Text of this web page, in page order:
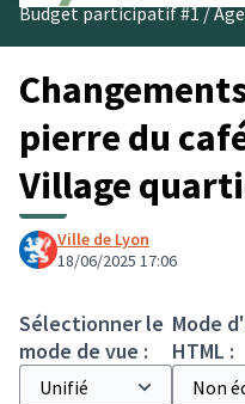
Budget participatif #1/
pierre du
Village
Ville de Lyon
18/06/2025 17:06
Sélectionner le
mode de vue :
Mode
HTML :